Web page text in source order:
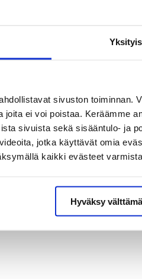
sivuston toiminnan.
joita ei voi poistaa. Keräämme
sivuista sekä sisääntulo- ja
jotka käyttävät omia
kaikki evästeet
Hyväksy
voittajat päätetään
sivuston
2018 marraskuun
vuosina
opiskelijoita
.
Miia Muhonen (vas.) ja